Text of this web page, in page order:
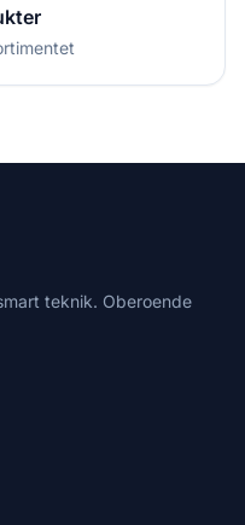
teknik. Oberoende